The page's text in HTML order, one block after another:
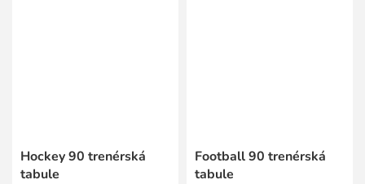
Hockey 90 trenérská
tabule
Football 90 trenérská
tabule